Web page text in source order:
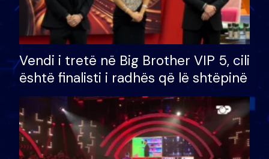
Vendi i tretë në Big Brother VIP 5, cili
është finalisti i radhës që lë shtëpinë